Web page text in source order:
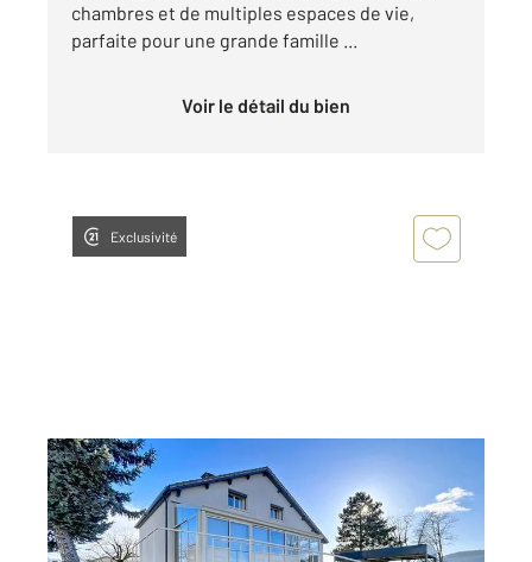
chambres et de multiples espaces de vie,
parfaite pour une grande famille ...
Voir le détail du bien
Exclusivité
RIOM 63
131 m2, 7 pièces
Ref : 22137